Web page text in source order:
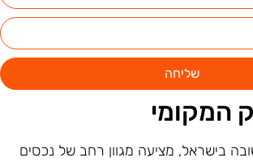
שליחה
המקומי
בישראל, מציעה מגוון רחב של נכסים